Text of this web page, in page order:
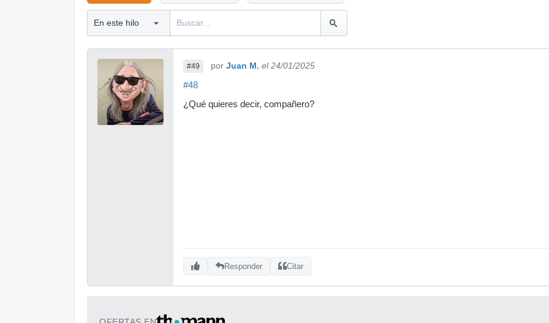
#49 por Juan M. el 24/01/2025
#48
¿Qué quieres decir, compañero?
Responder Citar